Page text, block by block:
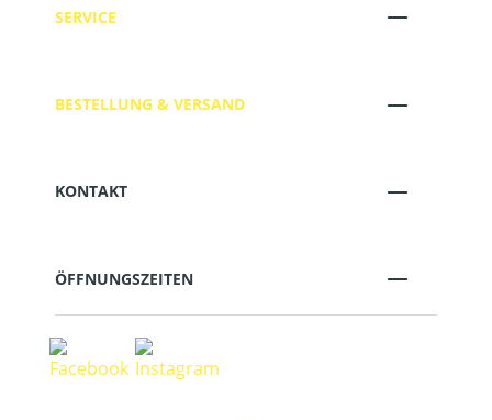
SERVICE
BESTELLUNG & VERSAND
KONTAKT
ÖFFNUNGSZEITEN